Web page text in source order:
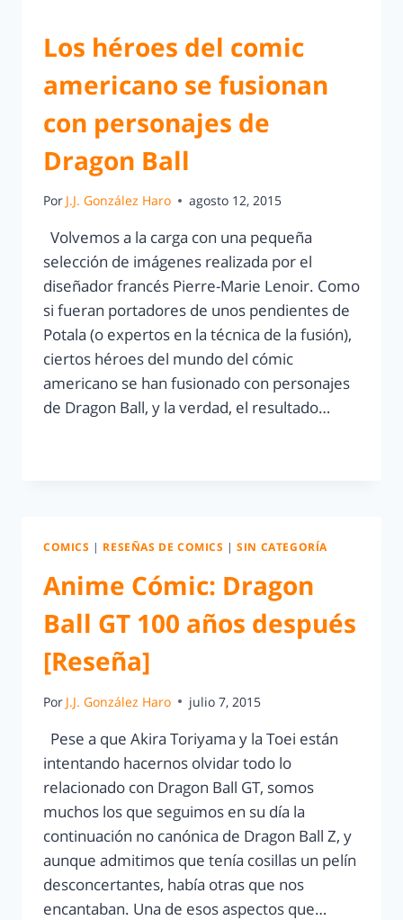
Los héroes del comic
americano se fusionan
con personajes de
Dragon Ball
Por J.J. González Haro agosto 12, 2015
Volvemos a la carga con una pequeña
selección de imágenes realizada por el
diseñador francés Pierre-Marie Lenoir. Como
si fueran portadores de unos pendientes de
Potala (o expertos en la técnica de la fusión),
ciertos héroes del mundo del cómic
americano se han fusionado con personajes
de Dragon Ball, y la verdad, el resultado…
COMICS | RESEÑAS DE COMICS |SIN CATEGORÍA
Anime Cómic: Dragon
Ball GT 100 años después
[Reseña]
Por J.J. González Haro julio 7, 2015
Pese a que Akira Toriyama y la Toei están
intentando hacernos olvidar todo lo
relacionado con Dragon Ball GT, somos
muchos los que seguimos en su día la
continuación no canónica de Dragon Ball Z, y
aunque admitimos que tenía cosillas un pelín
desconcertantes, había otras que nos
encantaban. Una de esos aspectos que…